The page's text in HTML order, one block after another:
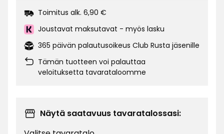
Toimitus alk. 6,90 €
Joustavat maksutavat - myös lasku
365 päivän palautusoikeus Club Rusta jäsenille
Tämän tuotteen voi palauttaa
veloituksetta tavarataloomme
Näytä saatavuus tavaratalossasi: